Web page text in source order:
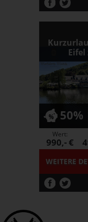
50%
WEITERE
Wert:
990,- €